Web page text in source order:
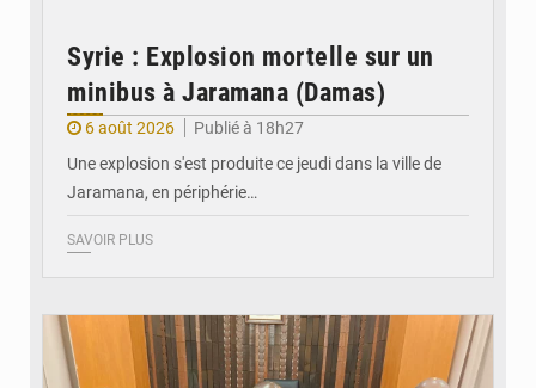
Syrie : Explosion mortelle sur un
minibus à Jaramana (Damas)
6 août 2026
Publié à 18h27
Une explosion s'est produite ce jeudi dans la ville de
Jaramana, en périphérie…
SAVOIR PLUS